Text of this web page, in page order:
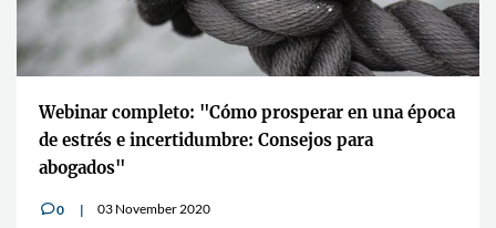
Webinar completo: "Cómo prosperar en una época
de estrés e incertidumbre: Consejos para
abogados"
v0 03 November 2020